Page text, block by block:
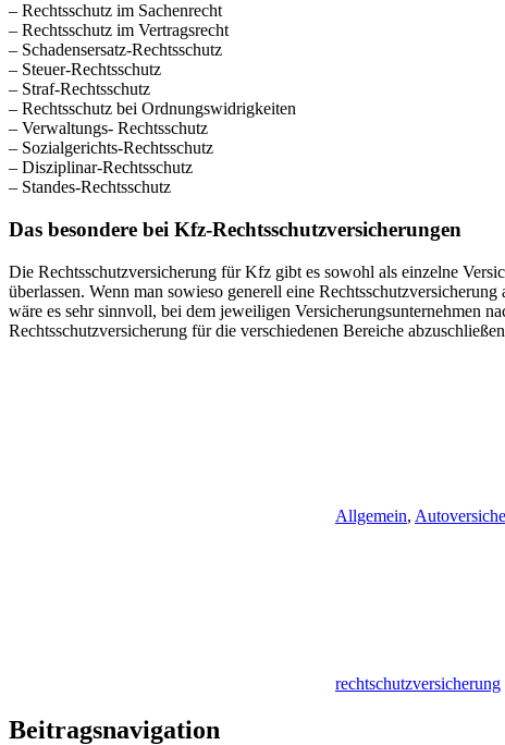
– Rechtsschutz im Sachenrecht
– Rechtsschutz im Vertragsrecht
– Schadensersatz-Rechtsschutz
– Steuer-Rechtsschutz
– Straf-Rechtsschutz
– Rechtsschutz bei Ordnungswidrigkeiten
– Verwaltungs- Rechtsschutz
– Sozialgerichts-Rechtsschutz
– Disziplinar-Rechtsschutz
– Standes-Rechtsschutz
Das besondere bei Kfz-Rechtsschutzversicherungen
Die Rechtsschutzversicherung für Kfz gibt es sowohl als einzelne
überlassen. Wenn man sowieso generell eine
wäre es sehr sinnvoll, bei dem jeweiligen Versicherungsunternehmen
Rechtsschutzversicherung für die verschiedenen Bereiche
Allgemein,
rechtschutzversicherung
Beitragsnavigation